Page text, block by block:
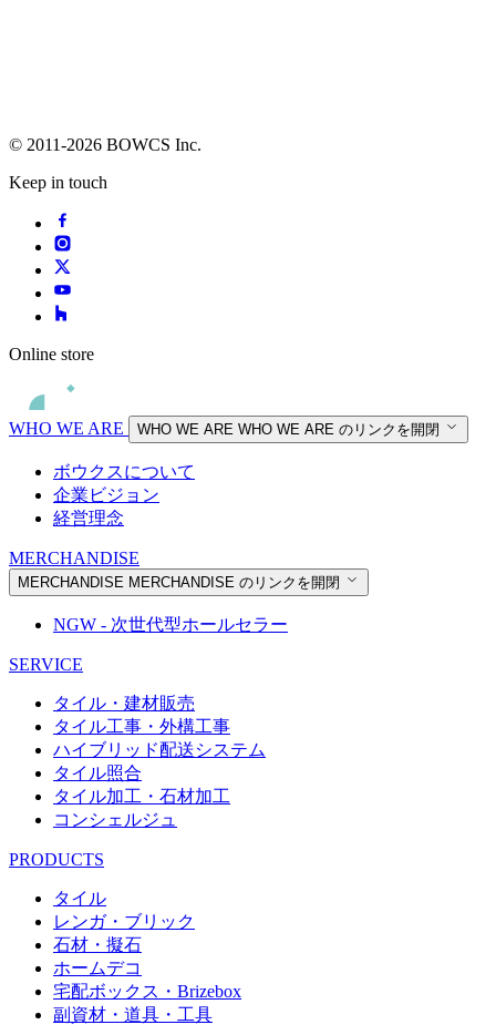
© 2011-2026 BOWCS Inc.
Keep in touch
Online store
WHO WE ARE WHO WE ARE WHO WE ARE のリンクを開閉
ボウクスについて
企業ビジョン
経営理念
MERCHANDISE
MERCHANDISE MERCHANDISE のリンクを開閉
NGW - 次世代型ホールセラー
SERVICE
タイル・建材販売
タイル工事・外構工事
ハイブリッド配送システム
タイル照合
タイル加工・石材加工
コンシェルジュ
PRODUCTS
タイル
レンガ・ブリック
石材・擬石
ホームデコ
宅配ボックス・Brizebox
副資材・道具・工具